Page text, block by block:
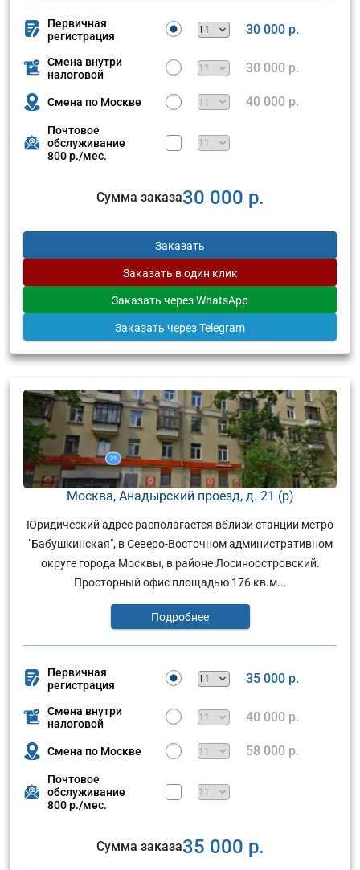
Первичная
регистрация
30 000 р.
Смена внутри
налоговой
30 000 р.
Смена по Москве 40 000 р.
Почтовое
обслуживание
800 р./мес.
Сумма заказа30 000 р.
Заказать
Заказать в один клик
Заказать через WhatsApp
Заказать через Telegram
Москва, Анадырский проезд, д. 21 (р)
Юридический адрес располагается вблизи станции метро
"Бабушкинская", в Северо-Восточном административном
округе города Москвы, в районе Лосиноостровский.
Просторный офис площадью 176 кв.м...
Подробнее
Первичная
регистрация
35 000 р.
Смена внутри
налоговой
40 000 р.
Смена по Москве 58 000 р.
Почтовое
обслуживание
800 р./мес.
Сумма заказа35 000 р.